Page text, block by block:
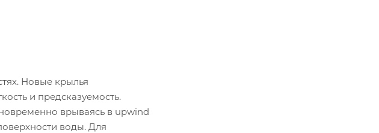
Новые крылья
и предсказуемость.
врываясь в upwind
воды. Для